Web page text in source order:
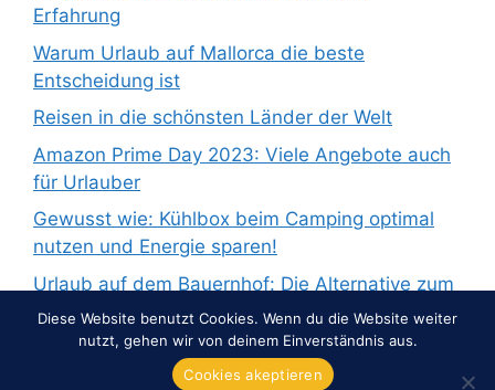
Erfahrung
Warum Urlaub auf Mallorca die beste
Entscheidung ist
Reisen in die schönsten Länder der Welt
Amazon Prime Day 2023: Viele Angebote auch
für Urlauber
Gewusst wie: Kühlbox beim Camping optimal
nutzen und Energie sparen!
Urlaub auf dem Bauernhof: Die Alternative zum
Pauschalurlaub
Diese Website benutzt Cookies. Wenn du die Website weiter
nutzt, gehen wir von deinem Einverständnis aus.
Cookies akeptieren